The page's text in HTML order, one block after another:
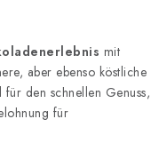
mit
aber ebenso köstliche
den schnellen Genuss,
für